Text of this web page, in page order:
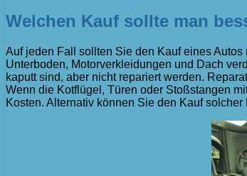
Welchen Kauf sollte man
Auf jeden Fall sollten Sie den Kauf eines
Unterboden, Motorverkleidungen und Dach
kaputt sind, aber nicht repariert werden.
Wenn die Kotflügel, Türen oder Stoßstangen
Kosten. Alternativ können Sie den Kauf